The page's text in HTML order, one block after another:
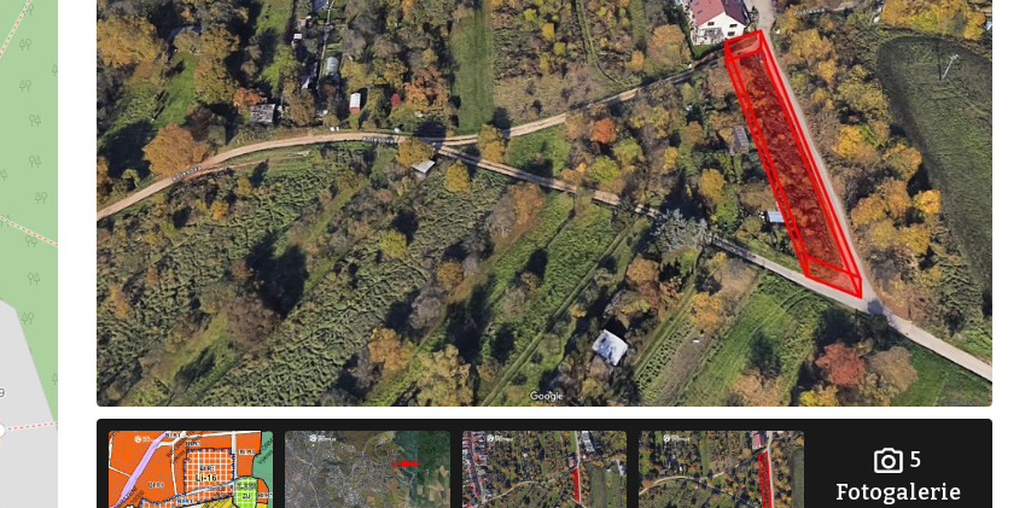
5
Fotogalerie